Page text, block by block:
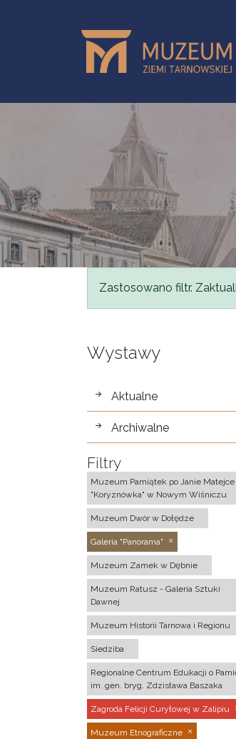
Komunikat
Zastosowano filtr.
Wystawy
wystawy
Aktualne
Archiwalne
Filtry
Muzeum Pamiątek po Janie Matejce
"Koryznówka" w Nowym Wiśniczu
Muzeum Dwór w Dołędze
Galeria "Panorama"
Muzeum Zamek w Dębnie
Muzeum Ratusz - Galeria Sztuki
Dawnej
Muzeum Historii Tarnowa i Regionu
Siedziba
Regionalne Centrum Edukacji o
im. gen. bryg. Zdzisława Baszaka
Zagroda Felicji Curyłowej w Zalipiu
Muzeum Etnograficzne